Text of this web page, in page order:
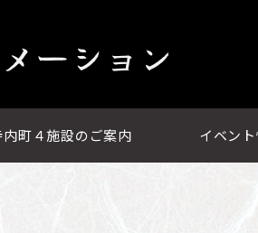
ーション
内町４施設のご案内 イベン